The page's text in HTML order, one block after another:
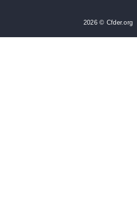
2026 © Cfder.org